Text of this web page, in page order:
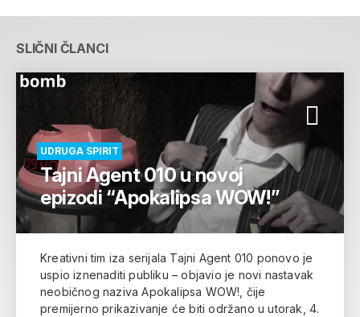
SLIČNI ČLANCI
UDRUGA SPIRIT
Tajni Agent 010 u novoj
epizodi “Apokalipsa WOW!”
Kreativni tim iza serijala Tajni Agent 010 ponovo je
uspio iznenaditi publiku – objavio je novi nastavak
neobičnog naziva Apokalipsa WOW!, čije
premijerno prikazivanje će biti održano u utorak, 4.